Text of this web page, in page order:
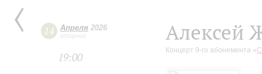
14 Апреля 2026
вторник
19:00
Алексей
Концерт 9-го абонемента «